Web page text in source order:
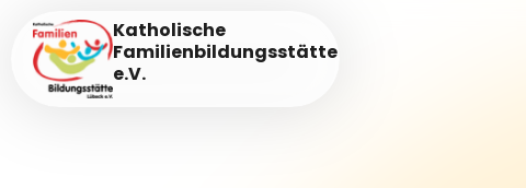
Katholische
Familienbildungsstätte
e.V.